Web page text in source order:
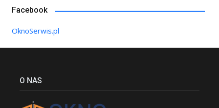
Facebook
OknoSerwis.pl
O NAS